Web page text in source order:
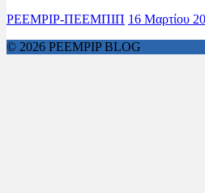
PEEMPIP-ΠΕΕΜΠΙΠ 16 Μαρτίου
© 2026 PEEMPIP BLOG